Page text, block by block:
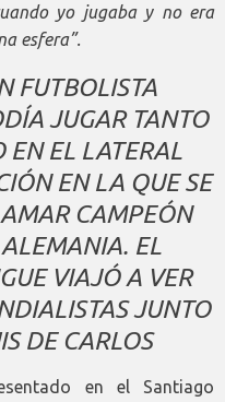
yo jugaba y no era
esfera”.
FUTBOLISTA
JUGAR TANTO
EL LATERAL
EN LA QUE SE
CAMPEÓN
EL
VIAJÓ A VER
JUNTO
DE CARLOS
en el Santiago